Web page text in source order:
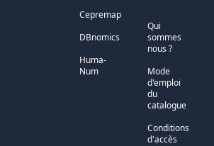
Cepremap
DBnomics
Huma-
Num
Qui
sommes
nous ?
Mode
d'emploi
du
catalogue
Conditions
d'accès